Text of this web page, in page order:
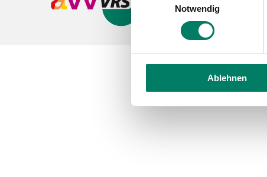
Notwendig
Ablehnen